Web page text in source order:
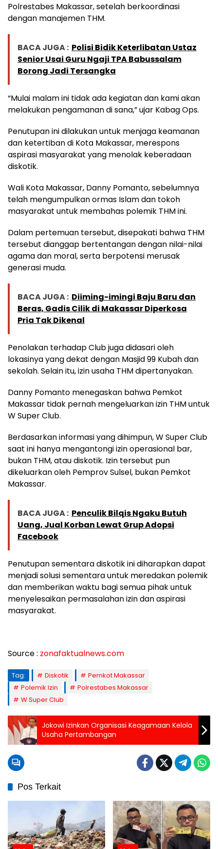
Polrestabes Makassar, setelah berkoordinasi
dengan manajemen THM.
BACA JUGA : Polisi Bidik Keterlibatan Ustaz
Senior Usai Guru Ngaji TPA Babussalam
Borong Jadi Tersangka
“Mulai malam ini tidak ada kegiatan dan kami akan
melakukan pengamanan di sana,” ujar Kabag Ops.
Penutupan ini dilakukan untuk menjaga keamanan
dan ketertiban di Kota Makassar, merespons
aspirasi masyarakat yang menolak keberadaan
diskotik.
Wali Kota Makassar, Danny Pomanto, sebelumnya
telah mengumpulkan ormas Islam dan tokoh
masyarakat untuk membahas polemik THM ini.
Dalam pertemuan tersebut, disepakati bahwa THM
tersebut dianggap bertentangan dengan nilai-nilai
agama dan moral, serta berpotensi merusak
generasi muda.
BACA JUGA : Diiming-imingi Baju Baru dan
Beras, Gadis Cilik di Makassar Diperkosa
Pria Tak Dikenal
Penolakan terhadap Club juga didasari oleh
lokasinya yang dekat dengan Masjid 99 Kubah dan
sekolah. Selain itu, izin usaha THM dipertanyakan.
Danny Pomanto menegaskan bahwa Pemkot
Makassar tidak pernah mengeluarkan izin THM untuk
W Super Club.
Berdasarkan informasi yang dihimpun, W Super Club
saat ini hanya mengantongi izin operasional bar,
bukan THM, atau diskotik. Izin tersebut pun
dikeluarkan oleh Pemprov Sulsel, bukan Pemkot
Makassar.
BACA JUGA : Penculik Bilqis Ngaku Butuh
Uang, Jual Korban Lewat Grup Adopsi
Facebook
Penutupan sementara diskotik ini diharapkan dapat
menjadi solusi sementara untuk meredakan polemik
dan memberikan waktu bagi semua pihak untuk
menyelesaikan permasalahan izin dan aspirasi
masyarakat.
Source : zonafaktualnews.com
Tag: Diskotik
Pemkot Makassar
Polemik Izin
Polrestabes Makassar
W Super Club
Jokowi Izinkan Organisasi Keagamaan Kelola
Usaha Pertambangan
Pos Terkait